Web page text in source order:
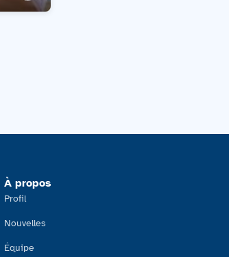
À propos
Profil
Nouvelles
Équipe